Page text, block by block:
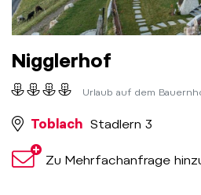
Nigglerhof
Urlaub auf dem
Toblach Stadlern 3
Zu Mehrfachanfrage